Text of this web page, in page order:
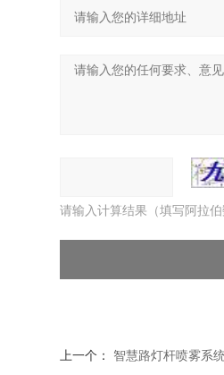
请输入计算结果（填写阿拉
上一个： 智慧路灯杆喷雾系